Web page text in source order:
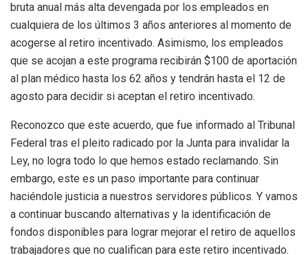
bruta anual más alta devengada por los empleados en
cualquiera de los últimos 3 años anteriores al momento de
acogerse al retiro incentivado. Asimismo, los empleados
que se acojan a este programa recibirán $100 de aportación
al plan médico hasta los 62 años y tendrán hasta el 12 de
agosto para decidir si aceptan el retiro incentivado.
Reconozco que este acuerdo, que fue informado al Tribunal
Federal tras el pleito radicado por la Junta para invalidar la
Ley, no logra todo lo que hemos estado reclamando. Sin
embargo, este es un paso importante para continuar
haciéndole justicia a nuestros servidores públicos. Y vamos
a continuar buscando alternativas y la identificación de
fondos disponibles para lograr mejorar el retiro de aquellos
trabajadores que no cualifican para este retiro incentivado.